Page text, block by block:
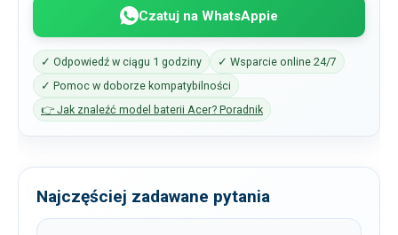
Czatuj na WhatsAppie
✓ Odpowiedź w ciągu 1 godziny
✓ Wsparcie online 24/7
✓ Pomoc w doborze kompatybilności
👉 Jak znaleźć model baterii Acer? Poradnik
Najczęściej zadawane pytania